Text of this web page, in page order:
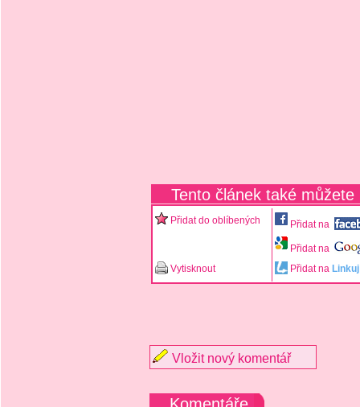
Tento článek také můžete
Přidat do oblíbených Přidat na
Přidat na
Vytisknout
Přidat na Linkuj
Vložit nový komentář